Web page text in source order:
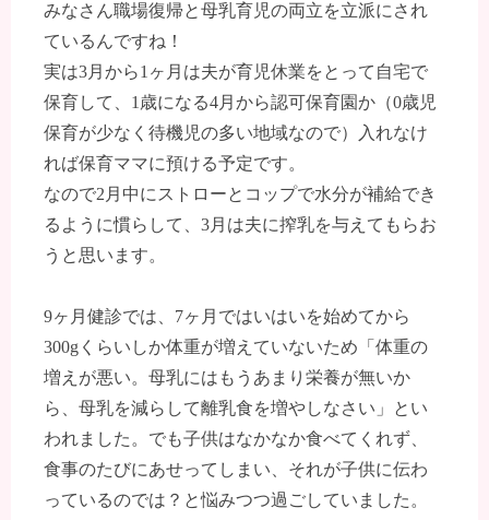
みなさん職場復帰と母乳育児の両立を立派にされ
ているんですね！
実は3月から1ヶ月は夫が育児休業をとって自宅で
保育して、1歳になる4月から認可保育園か（0歳児
保育が少なく待機児の多い地域なので）入れなけ
れば保育ママに預ける予定です。
なので2月中にストローとコップで水分が補給でき
るように慣らして、3月は夫に搾乳を与えてもらお
うと思います。
9ヶ月健診では、7ヶ月ではいはいを始めてから
300gくらいしか体重が増えていないため「体重の
増えが悪い。母乳にはもうあまり栄養が無いか
ら、母乳を減らして離乳食を増やしなさい」とい
われました。でも子供はなかなか食べてくれず、
食事のたびにあせってしまい、それが子供に伝わ
っているのでは？と悩みつつ過ごしていました。